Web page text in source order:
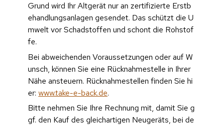
Grund wird Ihr Altgerät nur an zertifizierte Erstb
ehandlungsanlagen gesendet. Das schützt die U
mwelt vor Schadstoffen und schont die Rohstof
fe.
Bei abweichenden Voraussetzungen oder auf W
unsch, können Sie eine Rücknahmestelle in Ihrer
Nähe ansteuern. Rücknahmestellen finden Sie hi
er: www.take-e-back.de.
Bitte nehmen Sie Ihre Rechnung mit, damit Sie g
gf. den Kauf des gleichartigen Neugeräts, bei de